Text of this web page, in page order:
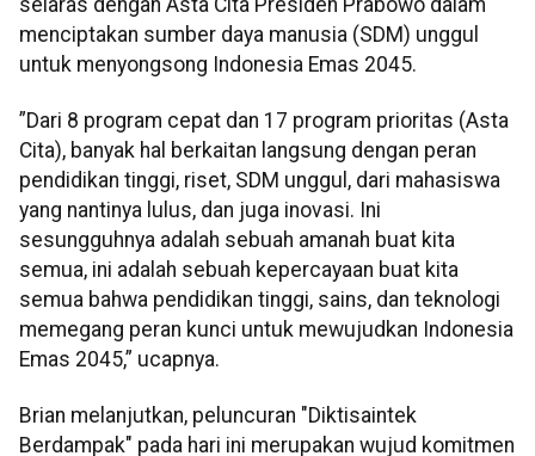
menciptakan sumber daya manusia (SDM) unggul
untuk menyongsong Indonesia Emas 2045.
”Dari 8 program cepat dan 17 program prioritas (Asta
Cita), banyak hal berkaitan langsung dengan peran
pendidikan tinggi, riset, SDM unggul, dari mahasiswa
yang nantinya lulus, dan juga inovasi. Ini
sesungguhnya adalah sebuah amanah buat kita
semua, ini adalah sebuah kepercayaan buat kita
semua bahwa pendidikan tinggi, sains, dan teknologi
memegang peran kunci untuk mewujudkan Indonesia
Emas 2045,” ucapnya.
Brian melanjutkan, peluncuran "Diktisaintek
Berdampak" pada hari ini merupakan wujud komitmen